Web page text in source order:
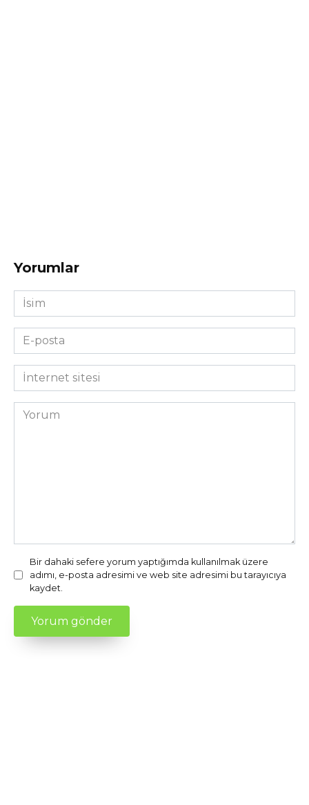
Yorumlar
İsim
*
E-
posta
*İnternet
sitesi
Yorum
Bir dahaki sefere yorum yaptığımda kullanılmak üzere
adımı, e-posta adresimi ve web site adresimi bu tarayıcıya
kaydet.